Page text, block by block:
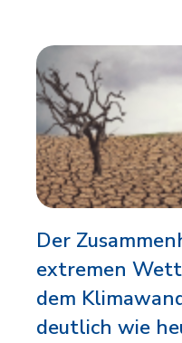
Der
extremen
dem
deutlich wie